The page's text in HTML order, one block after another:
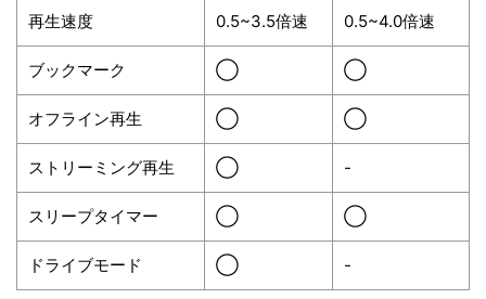
再生速度 0.5~3.5倍速 0.5~4.0倍速
ブックマーク ◯ ◯
オフライン再生 ◯ ◯
ストリーミング再生 ◯ -
スリープタイマー ◯ ◯
ドライブモード ◯ -